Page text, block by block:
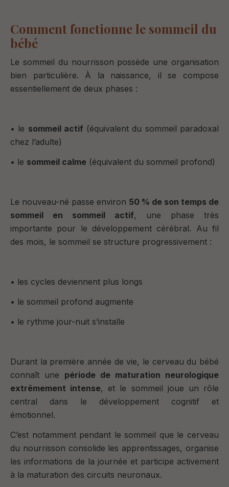
Comment fonctionne le sommeil du
bébé
Le sommeil du nourrisson possède une organisation
bien particulière. À la naissance, il se compose
essentiellement de deux phases :
• le sommeil actif (équivalent du sommeil paradoxal
chez l’adulte)
• le sommeil calme (équivalent du sommeil profond)
Le nouveau-né passe environ 50 % de son temps de
sommeil en sommeil actif, une phase très
importante pour le développement cérébral. Au fil
des mois, le sommeil se structure progressivement :
• les cycles deviennent plus longs
• le sommeil profond augmente
• le rythme jour-nuit s’installe
Durant la première année de vie, le cerveau du bébé
connaît une période de maturation neurologique
extrêmement intense, et le sommeil joue un rôle
central dans le développement cognitif et
émotionnel.
C’est notamment pendant le sommeil que le cerveau
du nourrisson consolide les apprentissages, organise
les informations de la journée et participe activement
à la maturation des circuits neuronaux.